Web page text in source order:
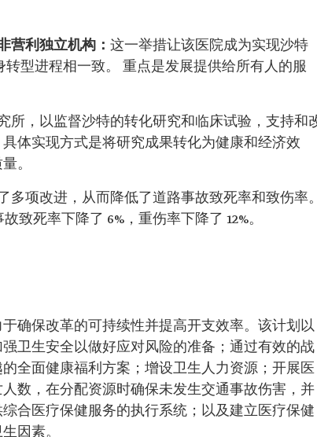
营利独立机构： 这一举措让该医院成为实现沙特
型进程相一致。 重点是发展提供给所有人的服
所，以监督沙特的转化研究和临床试验，支持和
体实现方式是将研究成果转化为健康和经济效
。
多项改进，从而降低了道路事故致死率和致伤率
致死率下降了 6%，重伤率下降了 12%。
确保改革的可持续性并提高开支效率。该计划以
卫生安全以做好应对风险的准备；通过有效的战
全面健康福利方案；增设卫生人力资源；开展医
数，在分配资源时确保未发生交通事故伤害，并
合医疗保健服务的执行系统；以及建立医疗保健
因素。